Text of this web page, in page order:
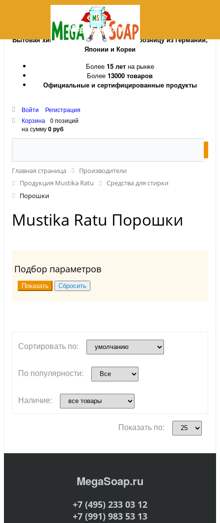
MegaSoap.ru
Бытовая химия и косметика оптом и в розницу из Германии,
Японии и Кореи
Более 15 летна рынке
Более 13000 товаров
Официальные и сертифицированные продукты
Войти
Регистрация
Корзина
0 позиций
на сумму0 руб
Главная страница
Производители
Продукция Mustika Ratu
Средства для стирки
Порошки
Mustika Ratu Порошки
Подбор параметров
Сортировать по:
По популярности:
Наличие:
Показать по:
MegaSoap.ru
+7 (495) 233 03 12
+7 (991) 983 53 13